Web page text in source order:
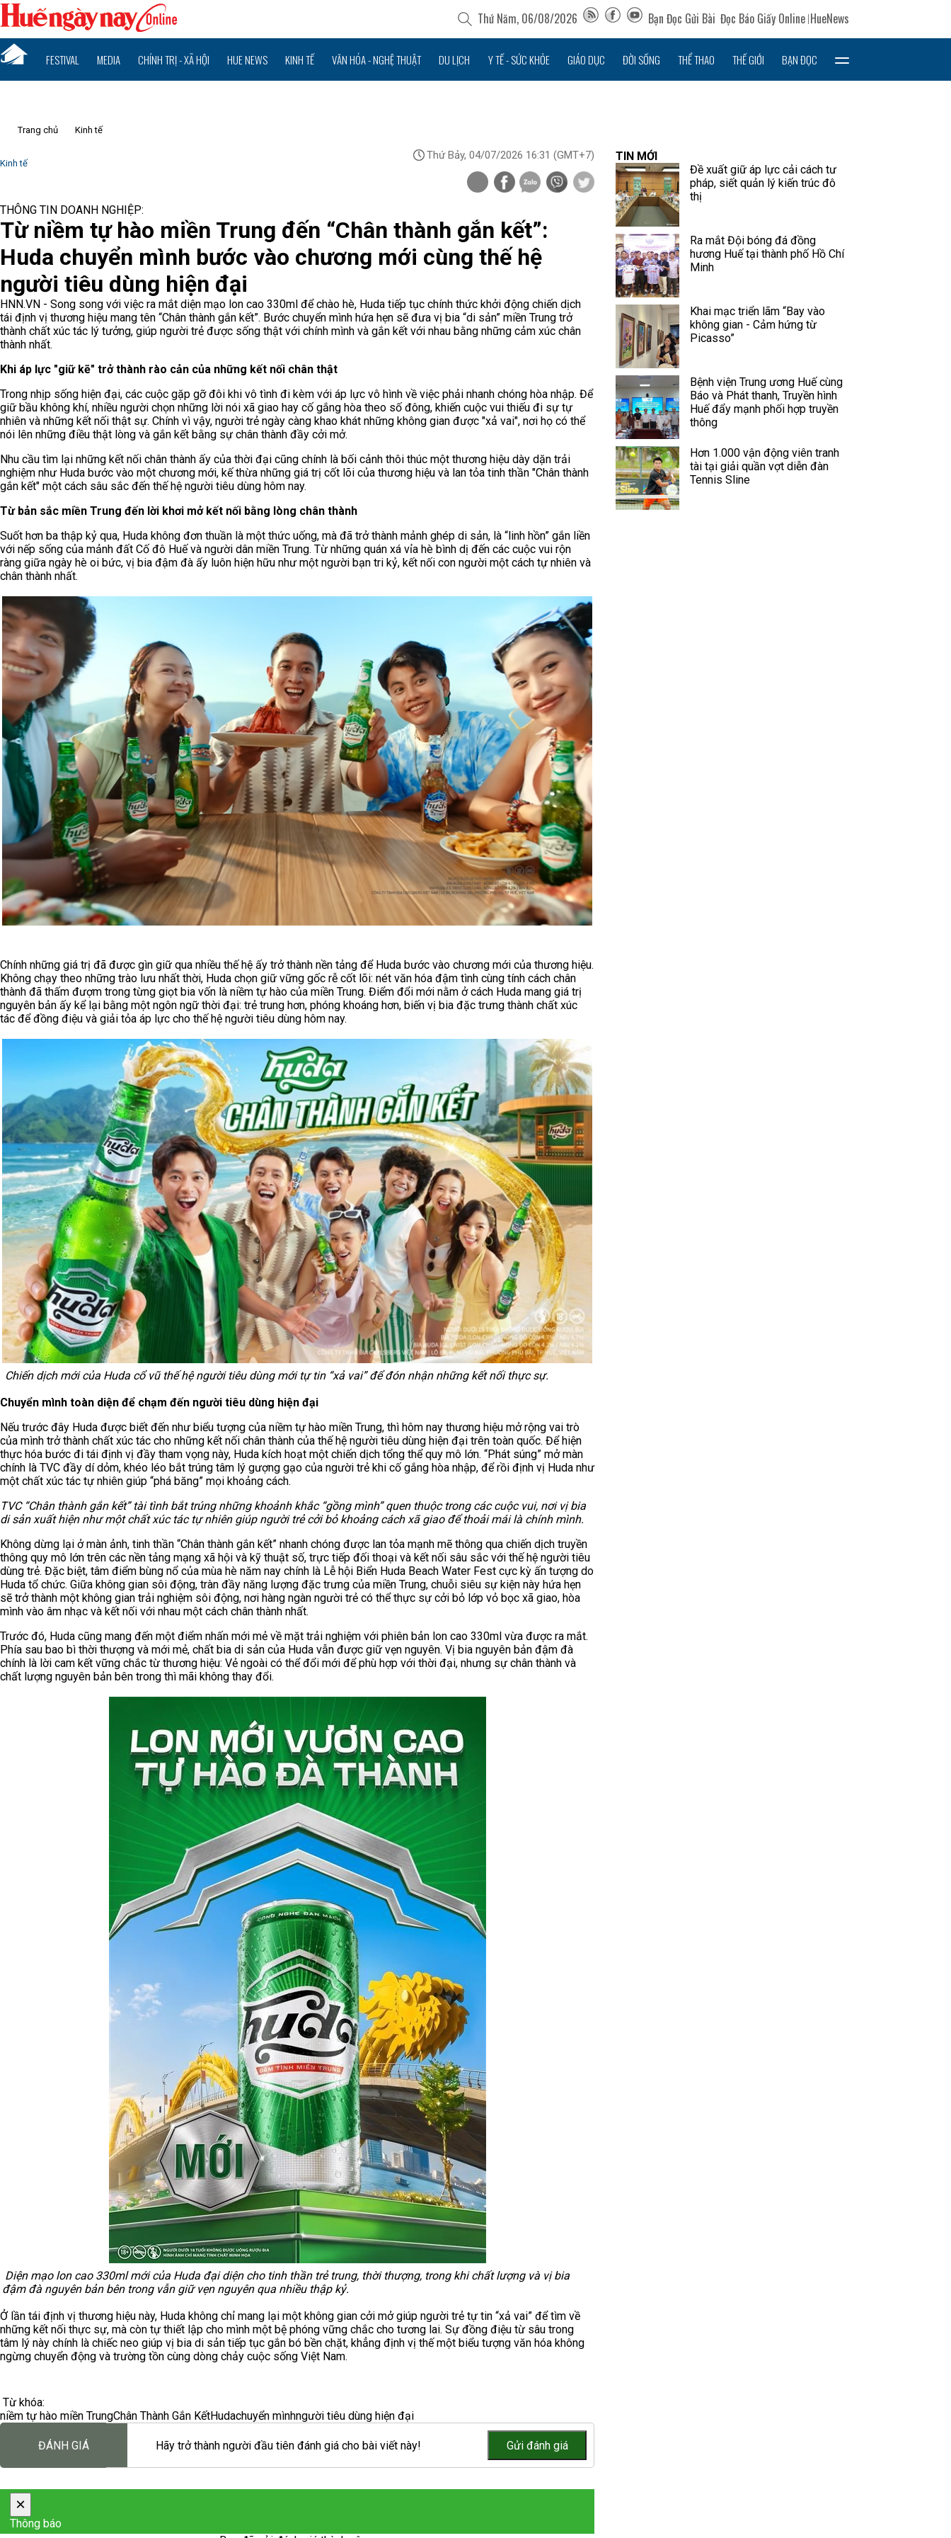
Thứ Năm, 06/08/2026 Bạn Đọc Gửi Bài Đọc Báo Giấy Online HueNews
FESTIVAL MEDIA CHÍNH TRỊ - XÃ HỘI HUE NEWS KINH TẾ VĂN HÓA - NGHỆ THUẬT DU LỊCH Y TẾ - SỨC KHỎE GIÁO DỤC ĐỜI SỐNG THỂ THAO THẾ GIỚI BẠN ĐỌC
Trang chủ Kinh tế
Kinh tế
Thứ Bảy, 04/07/2026 16:31 (GMT+7)
THÔNG TIN DOANH NGHIỆP:
Từ niềm tự hào miền Trung đến “Chân thành gắn kết”:
Huda chuyển mình bước vào chương mới cùng thế hệ
người tiêu dùng hiện đại
HNN.VN - Song song với việc ra mắt diện mạo lon cao 330ml để chào hè, Huda tiếp tục chính thức khởi động chiến dịch
tái định vị thương hiệu mang tên “Chân thành gắn kết”. Bước chuyển mình hứa hẹn sẽ đưa vị bia “di sản” miền Trung trở
thành chất xúc tác lý tưởng, giúp người trẻ được sống thật với chính mình và gắn kết với nhau bằng những cảm xúc chân
thành nhất.
Khi áp lực "giữ kẽ" trở thành rào cản của những kết nối chân thật
Trong nhịp sống hiện đại, các cuộc gặp gỡ đôi khi vô tình đi kèm với áp lực vô hình về việc phải nhanh chóng hòa nhập. Để
giữ bầu không khí, nhiều người chọn những lời nói xã giao hay cố gắng hòa theo số đông, khiến cuộc vui thiếu đi sự tự
nhiên và những kết nối thật sự. Chính vì vậy, người trẻ ngày càng khao khát những không gian được "xả vai", nơi họ có thể
nói lên những điều thật lòng và gắn kết bằng sự chân thành đầy cởi mở.
Nhu cầu tìm lại những kết nối chân thành ấy của thời đại cũng chính là bối cảnh thôi thúc một thương hiệu dày dặn trải
nghiệm như Huda bước vào một chương mới, kế thừa những giá trị cốt lõi của thương hiệu và lan tỏa tinh thần "Chân thành
gắn kết" một cách sâu sắc đến thế hệ người tiêu dùng hôm nay.
Từ bản sắc miền Trung đến lời khơi mở kết nối bằng lòng chân thành
Suốt hơn ba thập kỷ qua, Huda không đơn thuần là một thức uống, mà đã trở thành mảnh ghép di sản, là “linh hồn” gắn liền
với nếp sống của mảnh đất Cố đô Huế và người dân miền Trung. Từ những quán xá vỉa hè bình dị đến các cuộc vui rộn
ràng giữa ngày hè oi bức, vị bia đậm đà ấy luôn hiện hữu như một người bạn tri kỷ, kết nối con người một cách tự nhiên và
chân thành nhất.
Chính những giá trị đã được gìn giữ qua nhiều thế hệ ấy trở thành nền tảng để Huda bước vào chương mới của thương hiệu.
Không chạy theo những trào lưu nhất thời, Huda chọn giữ vững gốc rễ cốt lõi: nét văn hóa đậm tình cùng tính cách chân
thành đã thấm đượm trong từng giọt bia vốn là niềm tự hào của miền Trung. Điểm đổi mới nằm ở cách Huda mang giá trị
nguyên bản ấy kể lại bằng một ngôn ngữ thời đại: trẻ trung hơn, phóng khoáng hơn, biến vị bia đặc trưng thành chất xúc
tác để đồng điệu và giải tỏa áp lực cho thế hệ người tiêu dùng hôm nay.
Chiến dịch mới của Huda cổ vũ thế hệ người tiêu dùng mới tự tin “xả vai” để đón nhận những kết nối thực sự.
Chuyển mình toàn diện để chạm đến người tiêu dùng hiện đại
Nếu trước đây Huda được biết đến như biểu tượng của niềm tự hào miền Trung, thì hôm nay thương hiệu mở rộng vai trò
của mình trở thành chất xúc tác cho những kết nối chân thành của thế hệ người tiêu dùng hiện đại trên toàn quốc. Để hiện
thực hóa bước đi tái định vị đầy tham vọng này, Huda kích hoạt một chiến dịch tổng thể quy mô lớn. “Phát súng” mở màn
chính là TVC đầy dí dỏm, khéo léo bắt trúng tâm lý gượng gạo của người trẻ khi cố gắng hòa nhập, để rồi định vị Huda như
một chất xúc tác tự nhiên giúp “phá băng” mọi khoảng cách.
TVC “Chân thành gắn kết” tài tình bắt trúng những khoảnh khắc “gồng mình” quen thuộc trong các cuộc vui, nơi vị bia
di sản xuất hiện như một chất xúc tác tự nhiên giúp người trẻ cởi bỏ khoảng cách xã giao để thoải mái là chính mình.
Không dừng lại ở màn ảnh, tinh thần “Chân thành gắn kết” nhanh chóng được lan tỏa mạnh mẽ thông qua chiến dịch truyền
thông quy mô lớn trên các nền tảng mạng xã hội và kỹ thuật số, trực tiếp đối thoại và kết nối sâu sắc với thế hệ người tiêu
dùng trẻ. Đặc biệt, tâm điểm bùng nổ của mùa hè năm nay chính là Lễ hội Biển Huda Beach Water Fest cực kỳ ấn tượng do
Huda tổ chức. Giữa không gian sôi động, tràn đầy năng lượng đặc trưng của miền Trung, chuỗi siêu sự kiện này hứa hẹn
sẽ trở thành một không gian trải nghiệm sôi động, nơi hàng ngàn người trẻ có thể thực sự cởi bỏ lớp vỏ bọc xã giao, hòa
mình vào âm nhạc và kết nối với nhau một cách chân thành nhất.
Trước đó, Huda cũng mang đến một điểm nhấn mới mẻ về mặt trải nghiệm với phiên bản lon cao 330ml vừa được ra mắt.
Phía sau bao bì thời thượng và mới mẻ, chất bia di sản của Huda vẫn được giữ vẹn nguyên. Vị bia nguyên bản đậm đà
chính là lời cam kết vững chắc từ thương hiệu: Vẻ ngoài có thể đổi mới để phù hợp với thời đại, nhưng sự chân thành và
chất lượng nguyên bản bên trong thì mãi không thay đổi.
Diện mạo lon cao 330ml mới của Huda đại diện cho tinh thần trẻ trung, thời thượng, trong khi chất lượng và vị bia
đậm đà nguyên bản bên trong vẫn giữ vẹn nguyên qua nhiều thập kỷ.
Ở lần tái định vị thương hiệu này, Huda không chỉ mang lại một không gian cởi mở giúp người trẻ tự tin “xả vai” để tìm về
những kết nối thực sự, mà còn tự thiết lập cho mình một bệ phóng vững chắc cho tương lai. Sự đồng điệu từ sâu trong
tâm lý này chính là chiếc neo giúp vị bia di sản tiếp tục gắn bó bền chặt, khẳng định vị thế một biểu tượng văn hóa không
ngừng chuyển động và trường tồn cùng dòng chảy cuộc sống Việt Nam.
Từ khóa:
niềm tự hào miền TrungChân Thành Gắn KếtHudachuyển mìnhngười tiêu dùng hiện đại
ĐÁNH GIÁ Hãy trở thành người đầu tiên đánh giá cho bài viết này!
×
Thông báo
TIN MỚI
Đề xuất giữ áp lực cải cách tư
pháp, siết quản lý kiến trúc đô
thị
Ra mắt Đội bóng đá đồng
hương Huế tại thành phố Hồ Chí
Minh
Khai mạc triển lãm “Bay vào
không gian - Cảm hứng từ
Picasso”
Bệnh viện Trung ương Huế cùng
Báo và Phát thanh, Truyền hình
Huế đẩy mạnh phối hợp truyền
thông
Hơn 1.000 vận động viên tranh
tài tại giải quần vợt diễn đàn
Tennis Sline